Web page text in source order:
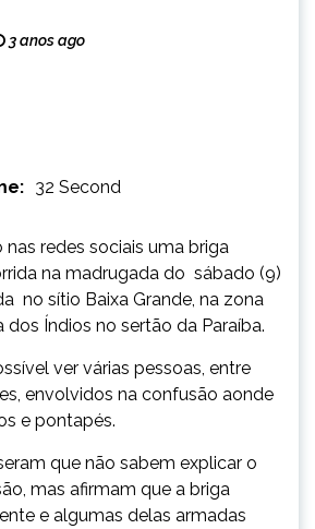
3 anos ago
32 Second
redes sociais uma briga
na madrugada do sábado (9)
no sítio Baixa Grande, na zona
dos Índios no sertão da Paraíba.
ver várias pessoas, entre
envolvidos na confusão aonde
e pontapés.
que não sabem explicar o
mas afirmam que a briga
e algumas delas armadas